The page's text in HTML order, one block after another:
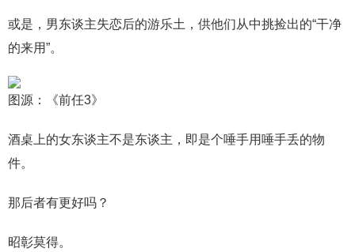
或是，男东谈主失恋后的游乐土，供他们从中挑捡出的“干净
的来用”。
图源：《前任3》
酒桌上的女东谈主不是东谈主，即是个唾手用唾手丢的物
件。
那后者有更好吗？
昭彰莫得。